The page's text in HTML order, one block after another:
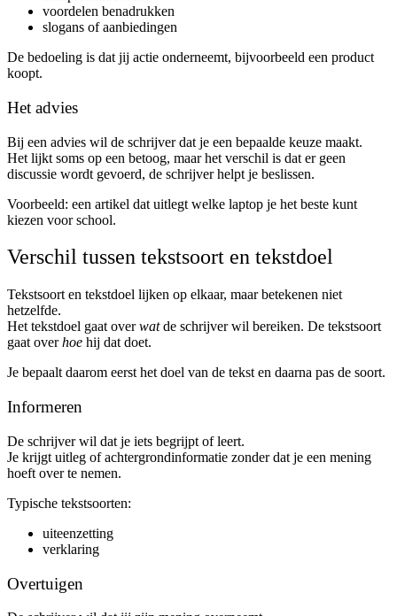
voordelen benadrukken
slogans of aanbiedingen
De bedoeling is dat jij actie onderneemt, bijvoorbeeld een product
koopt.
Het advies
Bij een advies wil de schrijver dat je een bepaalde keuze maakt.
Het lijkt soms op een betoog, maar het verschil is dat er geen
discussie wordt gevoerd, de schrijver helpt je beslissen.
Voorbeeld: een artikel dat uitlegt welke laptop je het beste kunt
kiezen voor school.
Verschil tussen tekstsoort en tekstdoel
Tekstsoort en tekstdoel lijken op elkaar, maar betekenen niet
hetzelfde.
Het tekstdoel gaat overwatde schrijver wil bereiken. De tekstsoort
gaat overhoe hij dat doet.
Je bepaalt daarom eerst het doel van de tekst en daarna pas de soort.
Informeren
De schrijver wil dat je iets begrijpt of leert.
Je krijgt uitleg of achtergrondinformatie zonder dat je een mening
hoeft over te nemen.
Typische tekstsoorten:
uiteenzetting
verklaring
Overtuigen